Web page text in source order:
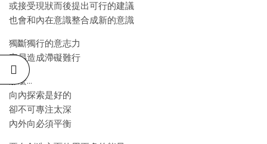
或接受現狀而後提出可行的建議
也會和內在意識整合成新的意識
獨斷獨行的意志力
容易造成滯礙難行
那麼…
向內探索是好的
卻不可專注太深
內外向必須平衡